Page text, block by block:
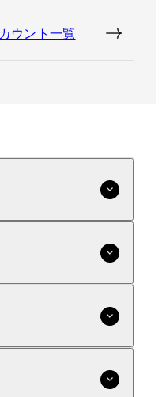
ウント一覧